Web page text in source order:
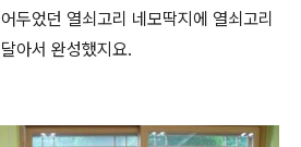
두었던 열쇠고리 네모딱지에 열쇠고리
아서 완성했지요.